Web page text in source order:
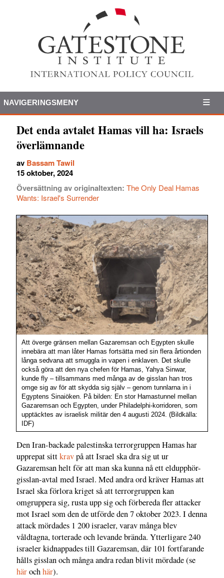
NAVIGERINGSMENY
Det enda avtalet Hamas vill ha: Israels
överlämnande
av Bassam Tawil
15 oktober, 2024
Översättning av originaltexten: The Only Deal Hamas
Wants: Israel's Surrender
Att överge gränsen mellan Gazaremsan och Egypten skulle
innebära att man låter Hamas fortsätta med sin flera årtionden
långa sedvana att smuggla in vapen i enklaven. Det skulle
också göra att den nya chefen för Hamas, Yahya Sinwar,
kunde fly – tillsammans med många av de gisslan han tros
omge sig av för att skydda sig själv – genom tunnlarna in i
Egyptens Sinaiöken. På bilden: En stor Hamastunnel mellan
Gazaremsan och Egypten, under Philadelphi-korridoren, som
upptäcktes av israelisk militär den 4 augusti 2024. (Bildkälla:
IDF)
Den Iran-backade palestinska terrorgruppen Hamas har
upprepat sittkravpå att Israel ska dra sig ut ur
Gazaremsan helt för att man ska kunna nå ett eldupphör-
gisslan-avtal med Israel. Med andra ord kräver Hamas att
Israel ska förlora kriget så att terrorgruppen kan
omgruppera sig, rusta upp sig och förbereda fler attacker
mot Israel som den de utförde den 7 oktober 2023. I denna
attack mördades 1 200 israeler, varav många blev
våldtagna, torterade och levande brända. Ytterligare 240
israeler kidnappades till Gazaremsan, där 101 fortfarande
hålls gisslan och många andra redan blivit mördade (se
härochhär).